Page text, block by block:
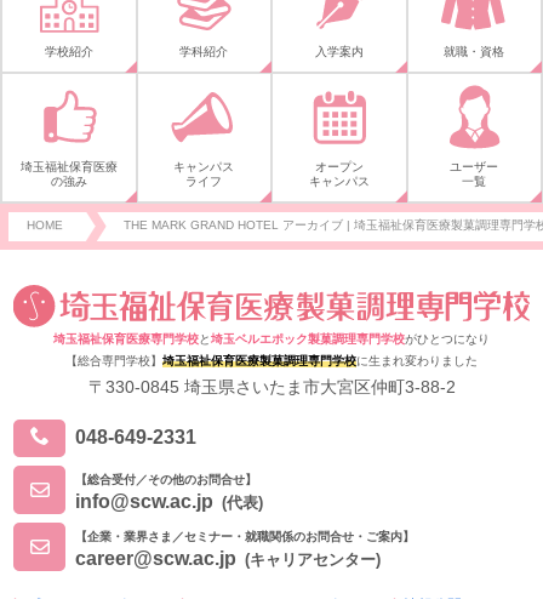
学校紹介 学科紹介 入学案内 就職・資格
埼玉福祉保育医療
の強み
キャンパス
ライフ
オープン
キャンパス
ユーザー
一覧
HOME THE MARK GRAND HOTEL アーカイブ | 埼玉福祉保育医療製菓調理専門学
埼玉福祉保育医療専門学校と埼玉ベルエポック製菓調理専門学校がひとつになり
【総合専門学校】 埼玉福祉保育医療製菓調理専門学校に生まれ変わりました
〒330-0845 埼玉県さいたま市大宮区仲町3-88-2
048-649-2331
【総合受付／その他のお問合せ】
info@scw.ac.jp (代表)
【企業・業界さま／セミナー・就職関係のお問合せ・ご案内】
career@scw.ac.jp (キャリアセンター)